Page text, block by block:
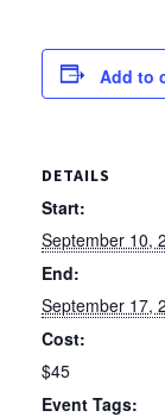
Add to
DETAILS
Start:
September 10,
End:
September 17,
Cost:
$45
Event Tags: